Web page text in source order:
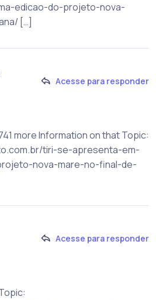
edicao-do-projeto-nova-
[…]
Acesse para responder
more Information on that Topic:
tiri-se-apresenta-em-
nova-mare-no-final-de-
Acesse para responder